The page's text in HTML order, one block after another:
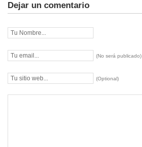
Dejar un comentario
(No será publicado)
(Optional)